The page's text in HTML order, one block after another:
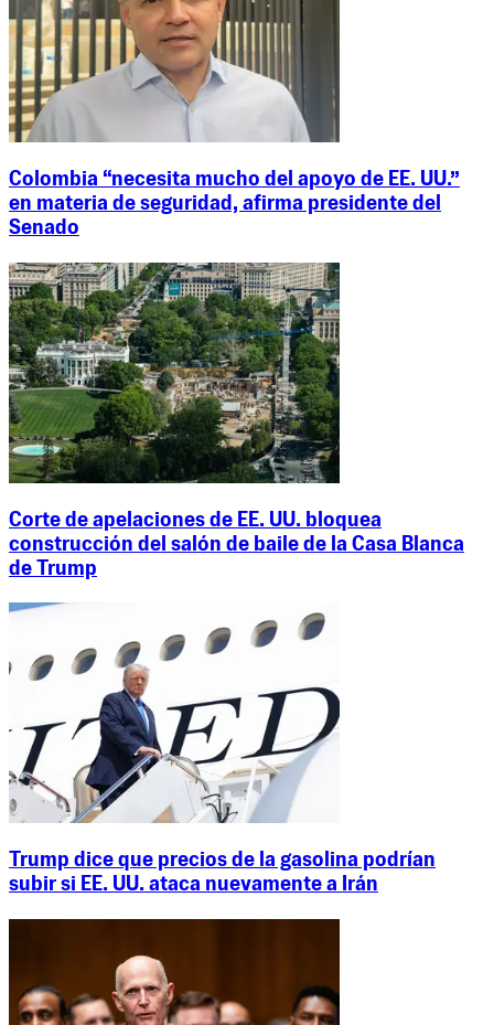
Colombia “necesita mucho del apoyo de EE. UU.”
en materia de seguridad, afirma presidente del
Senado
Corte de apelaciones de EE. UU. bloquea
construcción del salón de baile de la Casa Blanca
de Trump
Trump dice que precios de la gasolina podrían
subir si EE. UU. ataca nuevamente a Irán